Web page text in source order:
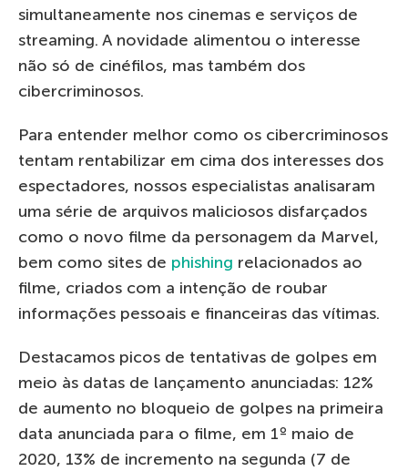
simultaneamente nos cinemas e serviços de
streaming. A novidade alimentou o interesse
não só de cinéfilos, mas também dos
cibercriminosos.
Para entender melhor como os cibercriminosos
tentam rentabilizar em cima dos interesses dos
espectadores, nossos especialistas analisaram
uma série de arquivos maliciosos disfarçados
como o novo filme da personagem da Marvel,
bem como sites de phishing relacionados ao
filme, criados com a intenção de roubar
informações pessoais e financeiras das vítimas.
Destacamos picos de tentativas de golpes em
meio às datas de lançamento anunciadas: 12%
de aumento no bloqueio de golpes na primeira
data anunciada para o filme, em 1º maio de
2020, 13% de incremento na segunda (7 de